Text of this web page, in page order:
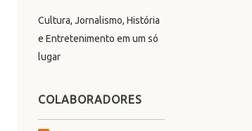
Cultura, Jornalismo, História
e Entretenimento em um só
lugar
COLABORADORES